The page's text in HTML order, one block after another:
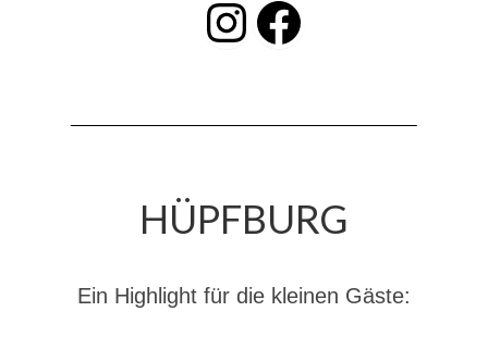
10 Jahre KatS-Zug
Infos
INSTAGRAM Facebook
HÜPFBURG
Ein Highlight für die kleinen Gäste: